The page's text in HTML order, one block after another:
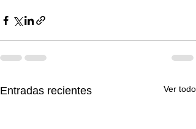
Entradas recientes Ver todo